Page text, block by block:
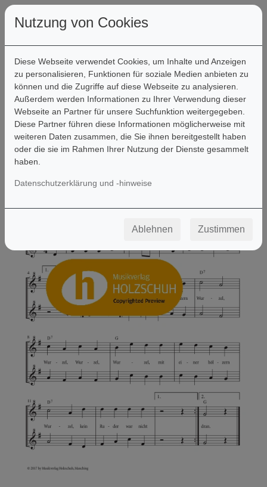
Nutzung von Cookies
Diese Webseite verwendet Cookies, um Inhalte und Anzeigen
zu personalisieren, Funktionen für soziale Medien anbieten zu
können und die Zugriffe auf diese Webseite zu analysieren.
Außerdem werden Informationen zu Ihrer Verwendung dieser
Webseite an Partner für unsere Suchfunktion weitergegeben.
Diese Partner führen diese Informationen möglicherweise mit
weiteren Daten zusammen, die Sie ihnen bereitgestellt haben
oder die sie im Rahmen Ihrer Nutzung der Dienste gesammelt
haben.
Datenschutzerklärung und -hinweise
Ablehnen Zustimmen
Filter